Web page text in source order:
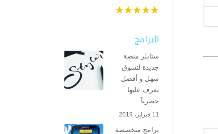
البرامج
ستايلر منصة
جديدة لتسوق
سهل و أفضل
تعرف عليها
حصرياََ
11 فبراير، 2019
برامج متخصصة